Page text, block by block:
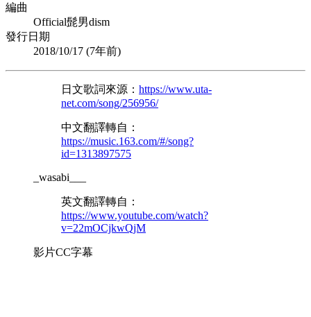
編曲
Official髭男dism
發行日期
2018/10/17 (7年前)
日文歌詞來源： https://www.uta-
net.com/song/256956/
中文翻譯轉自：
https://music.163.com/#/song?
id=1313897575
_wasabi___
英文翻譯轉自：
https://www.youtube.com/watch?
v=22mOCjkwQjM
影片CC字幕